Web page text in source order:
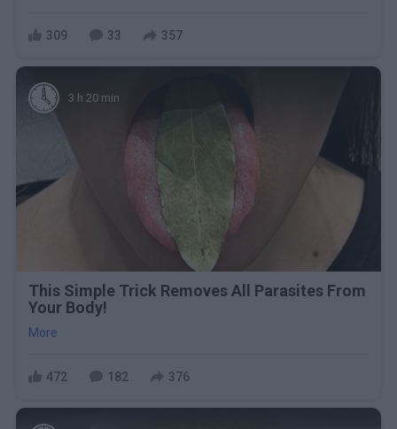
309 33 357
3 h 20 min
This Simple Trick Removes All Parasites From
Your Body!
More
472 182 376